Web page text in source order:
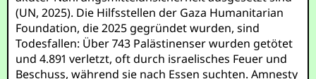
(UN, 2025). Die Hilfsstellen der Gaza Humanitarian
Foundation, die 2025 gegründet wurden, sind
Todesfallen: Über 743 Palästinenser wurden getötet
und 4.891 verletzt, oft durch israelisches Feuer und
Beschuss, während sie nach Essen suchten. Amnesty